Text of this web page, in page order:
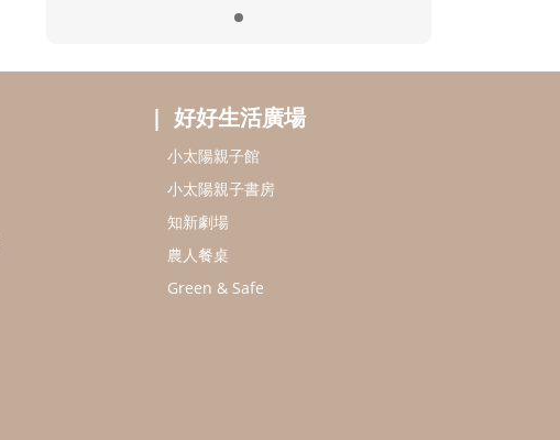
好好生活廣場
小太陽親子館
小太陽親子書房
知新劇場
農人餐桌
Green & Safe